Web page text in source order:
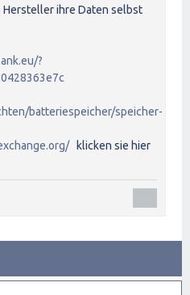
ihre Daten selbst
?
batteriespeicher/speicher-
klicken sie hier